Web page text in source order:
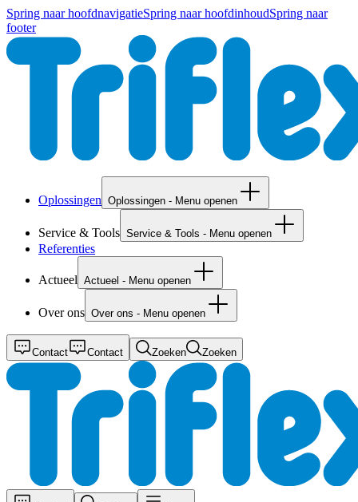
Spring naar hoofdnavigatieSpring naar hoofdinhoudSpring naar
footer
Oplossingen Oplossingen - Menu openen
Service & Tools Service & Tools - Menu openen
Referenties
Actueel Actueel - Menu openen
Over ons Over ons - Menu openen
Contact Contact Zoeken Zoeken